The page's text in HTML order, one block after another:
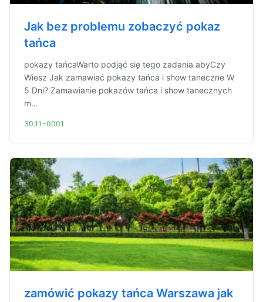
Jak bez problemu zobaczyć pokaz
tańca
pokazy tańcaWarto podjąć się tego zadania abyCzy
Wiesz Jak zamawiać pokazy tańca i show taneczne W
5 Dni? Zamawianie pokazów tańca i show tanecznych
m...
30.11.-0001
zamówić pokazy tańca Warszawa jak